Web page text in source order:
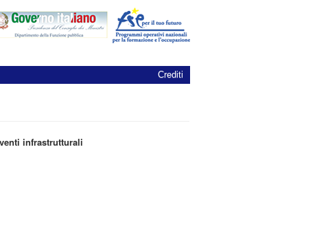
Crediti
infrastrutturali